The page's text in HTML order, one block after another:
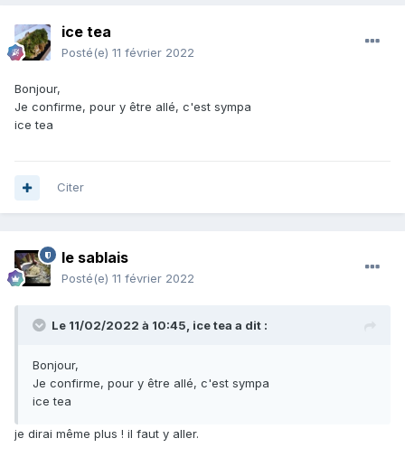
ice tea
Posté(e) 11 février 2022
Bonjour,
Je confirme, pour y être allé, c'est sympa
ice tea
Citer
le sablais
Posté(e) 11 février 2022
Le 11/02/2022 à 10:45, ice tea a dit :
Bonjour,
Je confirme, pour y être allé, c'est sympa
ice tea
je dirai même plus ! il faut y aller.